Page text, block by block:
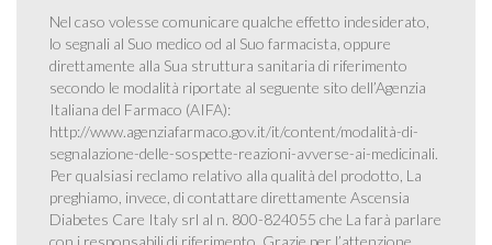
Nel caso volesse comunicare qualche effetto indesiderato,
lo segnali al Suo medico od al Suo farmacista, oppure
direttamente alla Sua struttura sanitaria di riferimento
secondo le modalità riportate al seguente sito dell’Agenzia
Italiana del Farmaco (AIFA):
http://www.agenziafarmaco.gov.it/it/content/modalità-di-
segnalazione-delle-sospette-reazioni-avverse-ai-medicinali.
Per qualsiasi reclamo relativo alla qualità del prodotto, La
preghiamo, invece, di contattare direttamente Ascensia
Diabetes Care Italy srl al n. 800-824055 che La farà parlare
con i responsabili di riferimento. Grazie per l’attenzione.